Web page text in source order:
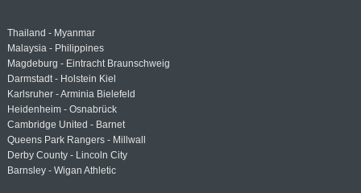
Thailand - Myanmar
Malaysia - Philippines
Magdeburg - Eintracht Braunschweig
Darmstadt - Holstein Kiel
Karlsruher - Arminia Bielefeld
Heidenheim - Osnabrück
Cambridge United - Barnet
Queens Park Rangers - Millwall
Derby County - Lincoln City
Barnsley - Wigan Athletic